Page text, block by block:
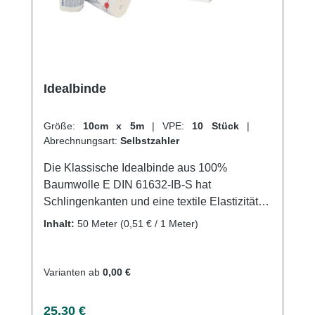
Idealbinde
Größe: 10cm x 5m | VPE: 10 Stück |
Abrechnungsart: Selbstzahler
Die Klassische Idealbinde aus 100%
Baumwolle E DIN 61632-IB-S hat
Schlingenkanten und eine textile Elastizität
von ca. 90%. Sie hat einen hohen
ist waschbar bei 95°C und sterilisierbar
Inhalt: 50 Meter (0,51 € / 1 Meter)
Varianten ab 0,00 €
Regulärer Preis:
25,30 €